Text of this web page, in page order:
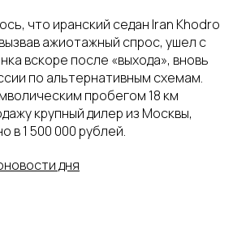
что иранский седан Iran Khodro
ажиотажный спрос, ушел с
вскоре после «выхода», вновь
по альтернативным схемам.
пробегом 18 км
крупный дилер из Москвы,
в 1 500 000 рублей.
дня